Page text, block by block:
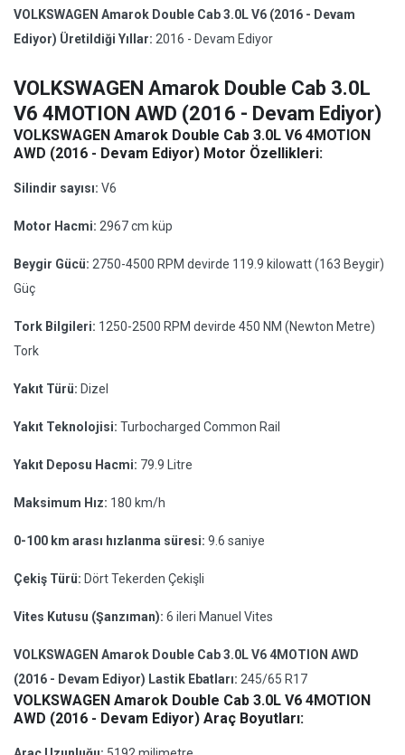
VOLKSWAGEN Amarok Double Cab 3.0L V6 (2016 - Devam
Ediyor) Üretildiği Yıllar: 2016 - Devam Ediyor
VOLKSWAGEN Amarok Double Cab 3.0L
V6 4MOTION AWD (2016 - Devam Ediyor)
VOLKSWAGEN Amarok Double Cab 3.0L V6 4MOTION
AWD (2016 - Devam Ediyor) Motor Özellikleri:
Silindir sayısı: V6
Motor Hacmi: 2967 cm küp
Beygir Gücü: 2750-4500 RPM devirde 119.9 kilowatt (163 Beygir)
Güç
Tork Bilgileri: 1250-2500 RPM devirde 450 NM (Newton Metre)
Tork
Yakıt Türü: Dizel
Yakıt Teknolojisi: Turbocharged Common Rail
Yakıt Deposu Hacmi: 79.9 Litre
Maksimum Hız: 180 km/h
0-100 km arası hızlanma süresi: 9.6 saniye
Çekiş Türü: Dört Tekerden Çekişli
Vites Kutusu (Şanzıman): 6 ileri Manuel Vites
VOLKSWAGEN Amarok Double Cab 3.0L V6 4MOTION AWD
(2016 - Devam Ediyor) Lastik Ebatları: 245/65 R17
VOLKSWAGEN Amarok Double Cab 3.0L V6 4MOTION
AWD (2016 - Devam Ediyor) Araç Boyutları: